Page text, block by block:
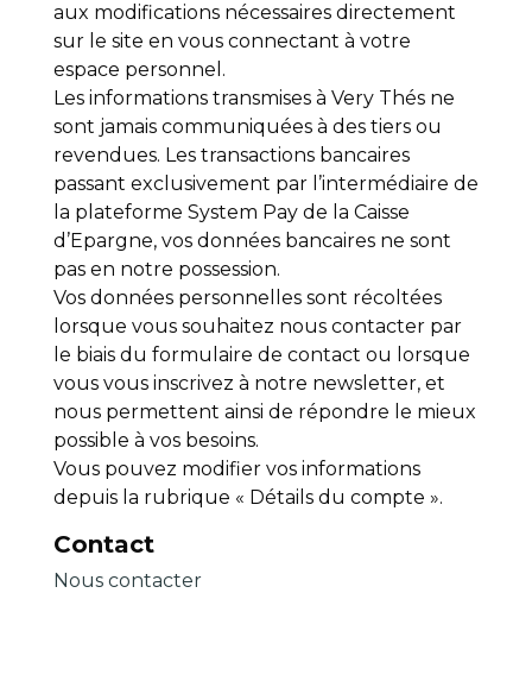
aux modifications nécessaires directement
sur le site en vous connectant à votre
espace personnel.
Les informations transmises à Very Thés ne
sont jamais communiquées à des tiers ou
revendues. Les transactions bancaires
passant exclusivement par l’intermédiaire de
la plateforme System Pay de la Caisse
d’Epargne, vos données bancaires ne sont
pas en notre possession.
Vos données personnelles sont récoltées
lorsque vous souhaitez nous contacter par
le biais du formulaire de contact ou lorsque
vous vous inscrivez à notre newsletter, et
nous permettent ainsi de répondre le mieux
possible à vos besoins.
Vous pouvez modifier vos informations
depuis la rubrique « Détails du compte ».
Contact
Nous contacter